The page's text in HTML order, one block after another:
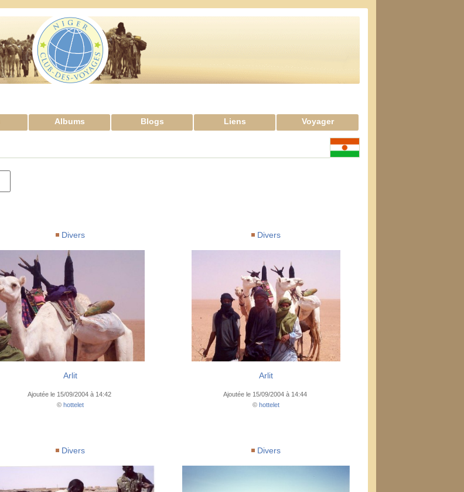
Albums Blogs Liens Voyager
Divers
Arlit
Ajoutée le 15/09/2004 à 14:42
© hottelet
Divers
Arlit
Ajoutée le 15/09/2004 à 14:44
© hottelet
Divers Divers